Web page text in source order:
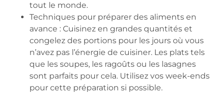
tout le monde.
Techniques pour préparer des aliments en
avance : Cuisinez en grandes quantités et
congelez des portions pour les jours où vous
n’avez pas l’énergie de cuisiner. Les plats tels
que les soupes, les ragoûts ou les lasagnes
sont parfaits pour cela. Utilisez vos week-ends
pour cette préparation si possible.